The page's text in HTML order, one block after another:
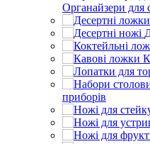
Органайзери для
приборів